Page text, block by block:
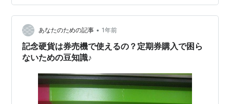
物の化石も何点か展示（モササウルスは恐竜ではない
が）。日本で見つかった恐竜化石の一覧があるのが助か
る。この展示は神流町恐竜センターの協力による。ティ
ラノサウルスの復元模型。動く。トリケラトプ…
あなたのための記事 • 1年前
記念硬貨は券売機で使えるの？定期券購入で困ら
ないための豆知識♪